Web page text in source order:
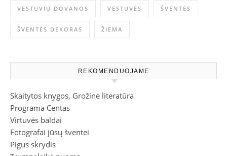
VESTUVIŲ DOVANOS VESTUVĖS ŠVENTĖS
ŠVENTĖS DEKORAS ŽIEMA
REKOMENDUOJAME
Skaitytos knygos, Grožinė literatūra
Programa Centas
Virtuvės baldai
Fotografai jūsų šventei
Pigus skrydis